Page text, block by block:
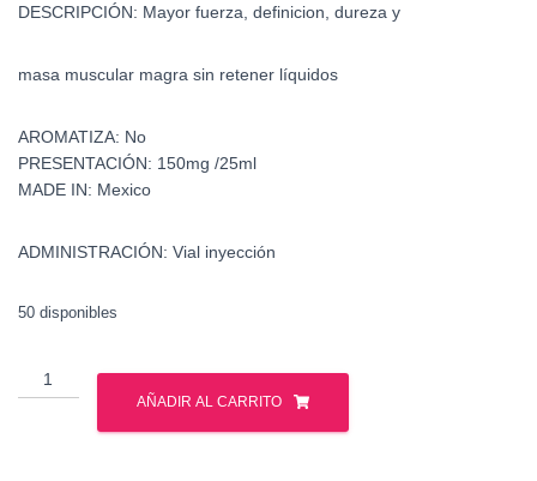
DESCRIPCIÓN: Mayor fuerza, definicion, dureza y
masa muscular magra sin retener líquidos
AROMATIZA: No
PRESENTACIÓN: 150mg /25ml
MADE IN: Mexico
ADMINISTRACIÓN: Vial inyección
50 disponibles
Venta
Tri
trembolona
AÑADIR AL CARRITO